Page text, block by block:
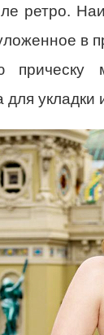
ретро.
в
прическу
укладки